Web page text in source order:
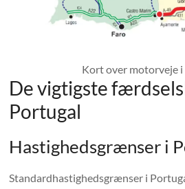
Kort over motorveje
De vigtigste
Portugal
Hastighedsgrænser i
Standardhastighedsgrænser i